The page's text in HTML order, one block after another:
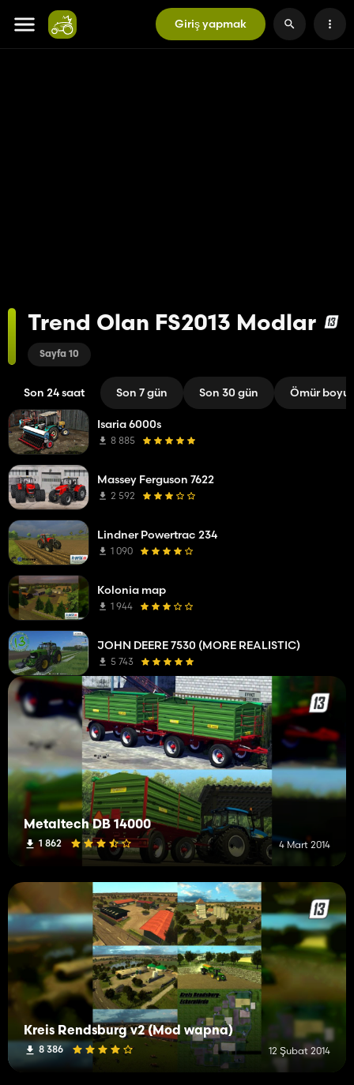
Giriş yapmak
Trend Olan FS2013 Modlar
Sayfa 10
Metaltech DB 14000
1 862 4 Mart 2014
Kreis Rendsburg v2 (Mod wapna)
8 386 12 Şubat 2014
Son 24 saat Son 7 gün Son 30 gün Ömür boyu
Isaria 6000s
8 885
Massey Ferguson 7622
2 592
Lindner Powertrac 234
1 090
Kolonia map
1 944
JOHN DEERE 7530 (MORE REALISTIC)
5 743